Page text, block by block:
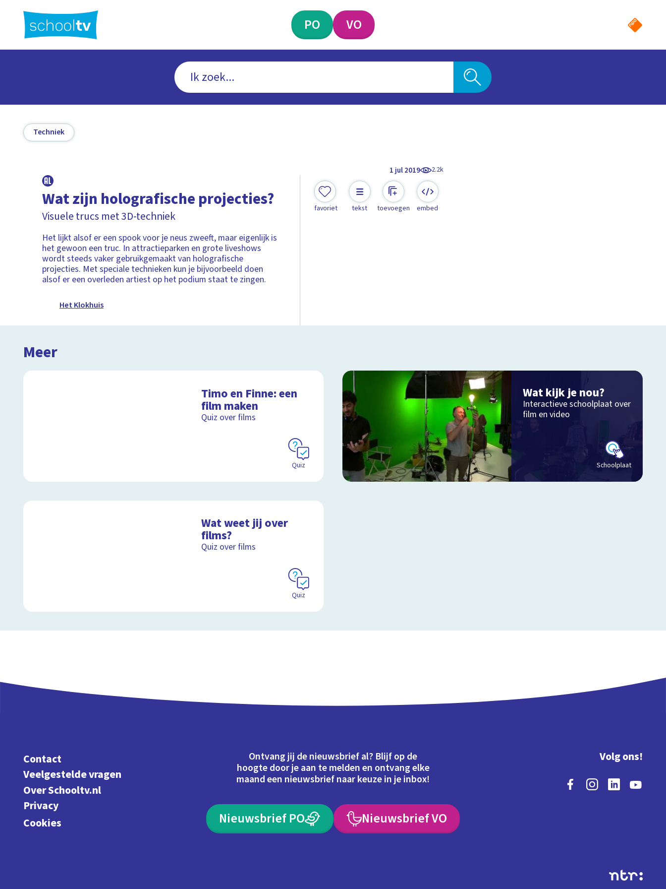
hoofdinhoud
PO VO
Techniek
1 jul 2019 2.2k
Wat zijn holografische projecties?
Visuele trucs met 3D-techniek
Het lijkt alsof er een spook voor je neus zweeft, maar eigenlijk is
het gewoon een truc. In attractieparken en grote liveshows
wordt steeds vaker gebruikgemaakt van holografische
projecties. Met speciale technieken kun je bijvoorbeeld doen
alsof er een overleden artiest op het podium staat te zingen.
Het Klokhuis
favoriet tekst toevoegen embed
Meer
Timo en Finne: een
film maken
Quiz over films
Quiz
Wat kijk je nou?
Interactieve schoolplaat over
film en video
Schoolplaat
Wat weet jij over
films?
Quiz over films
Quiz
Contact
Veelgestelde vragen
Over Schooltv.nl
Privacy
Cookies
Ontvang jij de nieuwsbrief al? Blijf op de
hoogte door je aan te melden en ontvang elke
maand een nieuwsbrief naar keuze in je inbox!
Nieuwsbrief PO Nieuwsbrief VO
Volg ons!